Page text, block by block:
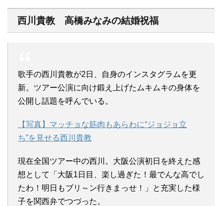
西川貴教 高橋みなみの結婚祝福
歌手の西川貴教が2日、自身のインスタグラムを更
新。ツアー公演に向け鍛え上げたムキムキの身体を
公開し話題を呼んでいる。
【写真】マッチョな筋肉もあらわに“ジョジョ立
ち”を見せる西川貴教
現在全国ツアー中の西川。大阪公演初日を終えた感
想として「大阪1日目、楽し過ぎた！最でんな高でし
たわ！明日もブリ～ン行きまっせ！」と充実した様
子を関西弁でつづった。